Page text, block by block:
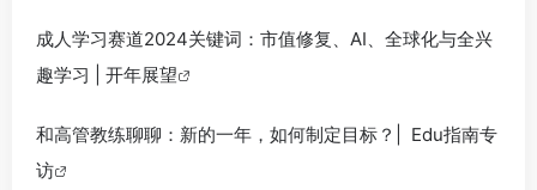
成人学习赛道2024关键词：市值修复、AI、全球化与全兴
趣学习 | 开年展望
和高管教练聊聊：新的一年，如何制定目标？| Edu指南专
访